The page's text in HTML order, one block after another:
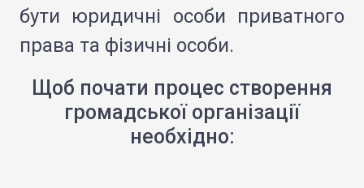
бути юридичні особи приватного
права та фізичні особи.
Щоб почати процес створення
громадської організації
необхідно: